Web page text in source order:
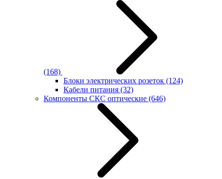
(168)
Блоки электрических розеток (124)
Кабели питания (32)
Компоненты СКС оптические (646)